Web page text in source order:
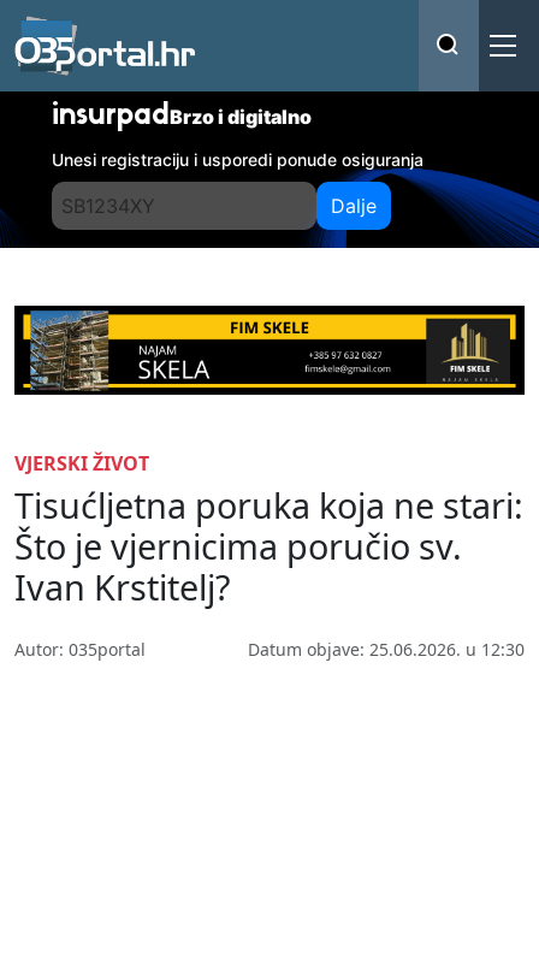
insurpadBrzo i digitalno
Unesi registraciju i usporedi ponude osiguranja
Dalje
VJERSKI ŽIVOT
Tisućljetna poruka koja ne stari:
Što je vjernicima poručio sv.
Ivan Krstitelj?
Autor: 035portal Datum objave: 25.06.2026. u 12:30